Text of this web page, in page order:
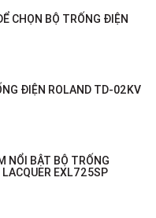
CHỌN BỘ TRỐNG ĐIỆN
ĐIỆN ROLAND TD-02KV
NỔI BẬT BỘ TRỐNG
EXL725SP